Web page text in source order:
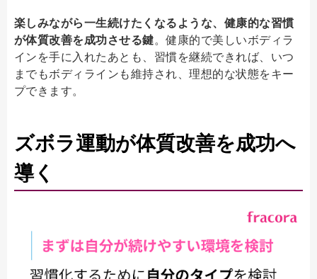
楽しみながら一生続けたくなるような、健康的な習慣
が体質改善を成功させる鍵。健康的で美しいボディラ
インを手に入れたあとも、習慣を継続できれば、いつ
までもボディラインも維持され、理想的な状態をキー
プできます。
ズボラ運動が体質改善を成功へ
導く